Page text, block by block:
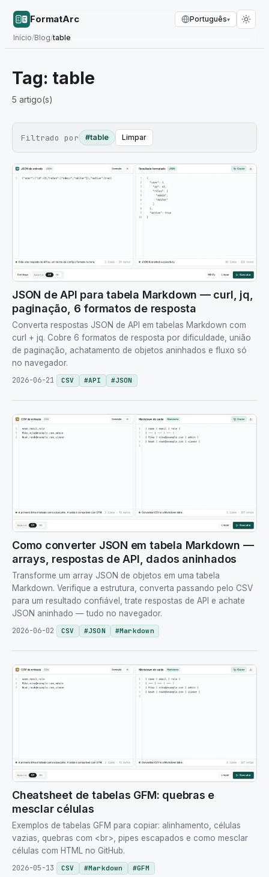
FormatArc
Início/Blog/table
Português▾
Tag: table
5 artigo(s)
Filtrado por #table Limpar
JSON de API para tabela Markdown — curl, jq,
paginação, 6 formatos de resposta
Converta respostas JSON de API em tabelas Markdown com
curl + jq. Cobre 6 formatos de resposta por dificuldade, união
de paginação, achatamento de objetos aninhados e fluxo só
no navegador.
2026-06-21
CSV #API #JSON
Como converter JSON em tabela Markdown —
arrays, respostas de API, dados aninhados
Transforme um array JSON de objetos em uma tabela
Markdown. Verifique a estrutura, converta passando pelo CSV
para um resultado confiável, trate respostas de API e achate
JSON aninhado — tudo no navegador.
2026-06-02
CSV #JSON #Markdown
Cheatsheet de tabelas GFM: quebras e
mesclar células
Exemplos de tabelas GFM para copiar: alinhamento, células
vazias, quebras com <br>, pipes escapados e como mesclar
células com HTML no GitHub.
2026-05-13
CSV #Markdown #GFM